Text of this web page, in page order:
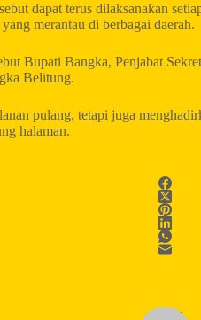
dapat terus dilaksanakan
merantau di berbagai daerah.
Bupati Bangka, Penjabat
Belitung.
pulang, tetapi juga
halaman.